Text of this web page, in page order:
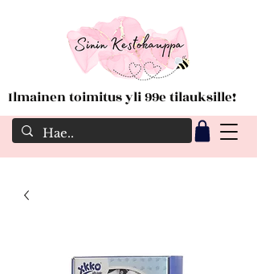
Ilmainen toimitus yli 99e tilauksille!